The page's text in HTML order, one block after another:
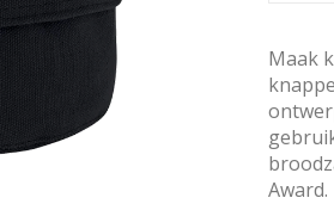
Maak
Award.